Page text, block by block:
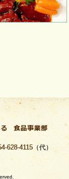
628-4115 （代）